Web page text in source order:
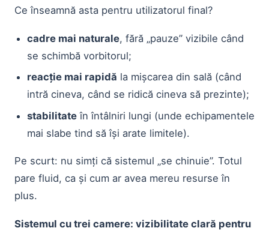
Ce înseamnă asta pentru utilizatorul final?
cadre mai naturale, fără „pauze” vizibile când
se schimbă vorbitorul;
reacție mai rapidă la mișcarea din sală (când
intră cineva, când se ridică cineva să prezinte);
stabilitateîn întâlniri lungi (unde echipamentele
mai slabe tind să își arate limitele).
Pe scurt: nu simți că sistemul „se chinuie”. Totul
pare fluid, ca și cum ar avea mereu resurse în
plus.
Sistemul cu trei camere: vizibilitate clară pentru